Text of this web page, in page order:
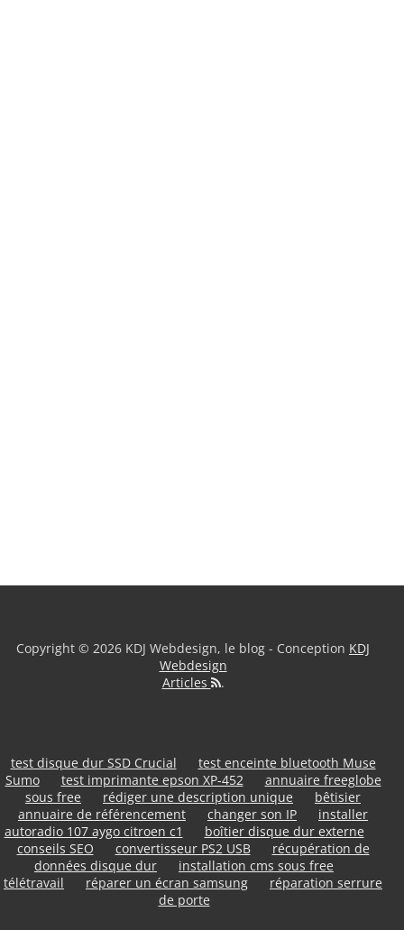
Copyright © 2026 KDJ Webdesign, le blog - Conception KDJ
Webdesign
Articles
.
test disque dur SSD Crucial
test enceinte bluetooth Muse
Sumo
test imprimante epson XP-452
annuaire freeglobe
sous free
rédiger une description unique
bêtisier
annuaire de référencement
changer son IP
installer
autoradio 107 aygo citroen c1
boîtier disque dur externe
conseils SEO
convertisseur PS2 USB
récupération de
données disque dur
installation cms sous free
télétravail
réparer un écran samsung
réparation serrure
de porte